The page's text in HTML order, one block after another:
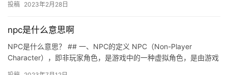
投稿 2023年2月28日
npc是什么意思啊
NPC是什么意思？ ## 一、NPC的定义 NPC（Non-Player
Character），即非玩家角色，是游戏中的一种虚拟角色，是由游戏